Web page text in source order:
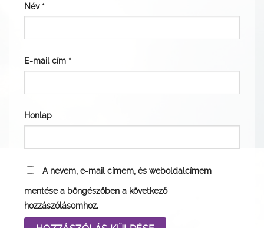
Név *
E-mail cím *
Honlap
A nevem, e-mail címem, és weboldalcímem
mentése a böngészőben a következő
hozzászólásomhoz.